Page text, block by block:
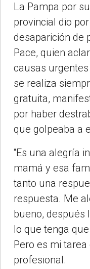
La Pampa por
provincial dio
desaparición de
Pace, quien
causas
se realiza
gratuita,
por haber
que golpeaba a
“Es una alegría
mamá y esa
tanto una
respuesta. Me
bueno, después
lo que tenga
Pero es mi
profesional.